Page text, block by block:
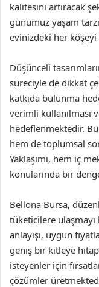
kalitesini artıracak
günümüz yaşam
evinizdeki her köşeyi
Düşünceli
süreciyle de dikkat
katkıda bulunma
verimli kullanılması
hedeflenmektedir.
hem de toplumsal
Yaklaşımı, hem iç
konularında bir
Bellona Bursa,
tüketicilere ulaşmayı
anlayışı, uygun
geniş bir kitleye
isteyenler için
çözümler